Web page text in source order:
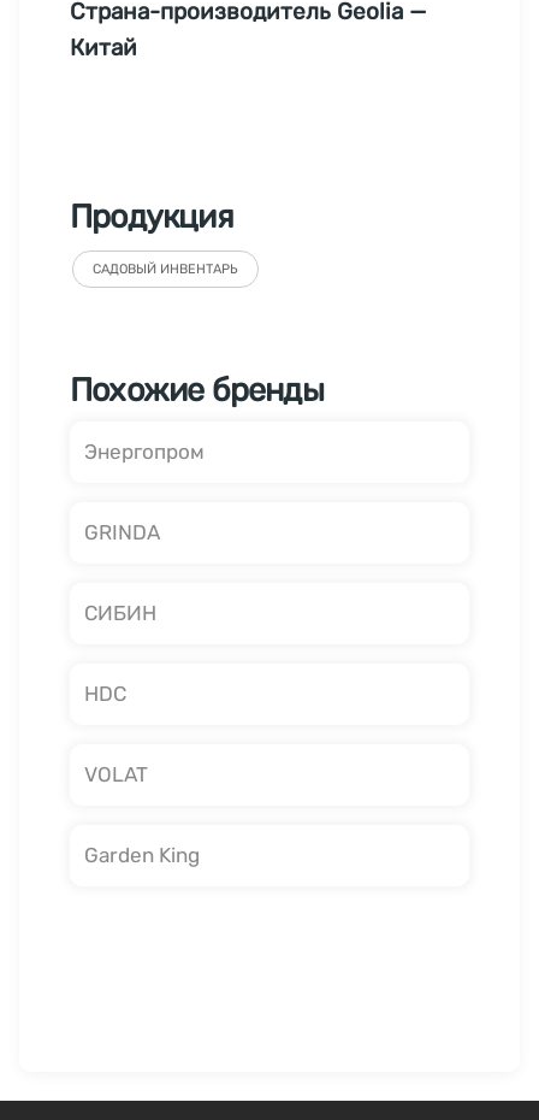
Страна-производитель Geolia —
Китай
Продукция
САДОВЫЙ ИНВЕНТАРЬ
Похожие бренды
Энергопром
GRINDA
СИБИН
HDC
VOLAT
Garden King